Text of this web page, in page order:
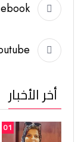
أخر الأخبار
01